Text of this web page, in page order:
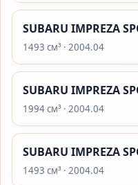
SUBARU IMPREZA
1493 см³ · 2004.04
SUBARU IMPREZA
1994 см³ · 2004.04
SUBARU IMPREZA
1493 см³ · 2004.04